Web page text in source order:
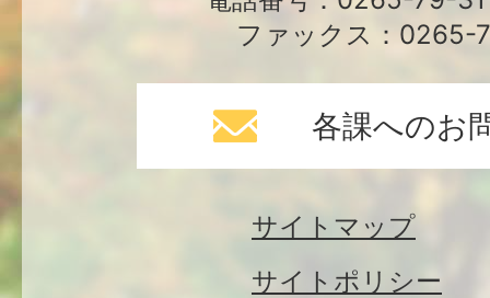
ファックス：0265-
各課へのお
サイトマップ
サイトポリシー